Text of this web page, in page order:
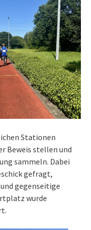
Stationen
Beweis stellen und
sammeln. Dabei
gefragt,
gegenseitige
wurde